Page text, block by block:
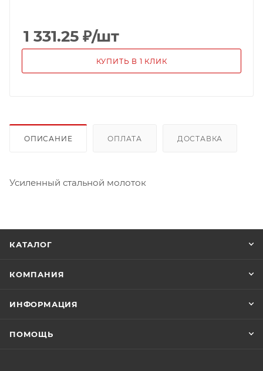
1 331.25 ₽/шт
КУПИТЬ В 1 КЛИК
ОПИСАНИЕ ОПЛАТА ДОСТАВКА
Усиленный стальной молоток
КАТАЛОГ
КОМПАНИЯ
ИНФОРМАЦИЯ
ПОМОЩЬ